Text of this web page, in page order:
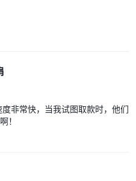
非常快，当我试图取款时，他们
！